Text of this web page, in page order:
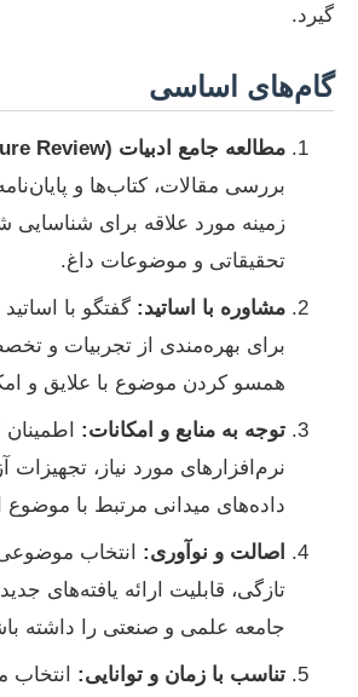
گیرد.
گام‌های اساسی
مطالعه جامع ادبیات (Literature Review):
بررسی مقالات، کتاب‌ها و
زمینه مورد علاقه برای
تحقیقاتی و موضوعات داغ.
مشاوره با اساتید: گفتگو با
برای بهره‌مندی از تجربیات و
همسو کردن موضوع با علایق و
توجه به منابع و امکانات:
نرم‌افزارهای مورد نیاز، تجهیزات
داده‌های میدانی مرتبط با موضوع
اصالت و نوآوری: انتخاب موضوعی
تازگی، قابلیت ارائه یافته‌های
جامعه علمی و صنعتی را داشته
تناسب با زمان و توانایی: انتخاب